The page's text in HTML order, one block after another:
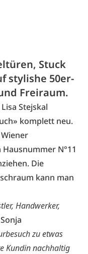
Stuck
stylishe 50er-
Freiraum.
Stejskal
komplett neu.
N°11
Die
kann man
Handwerker,
zu etwas
Kundin nachhaltig